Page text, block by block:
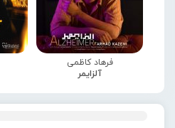
فرهاد کاظمی
آلزایمر